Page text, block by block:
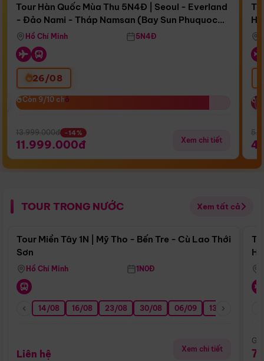
Còn17 ngày 14:32:52
Bay Sun Phuquoc Airways
Tour Hàn Quốc Mùa Thu 5N4Đ | Seoul - Everland
- Đảo Nami - Tháp Namsan (Bay Sun Phuquoc
Airways)
Hồ Chí Minh 5N4Đ
26/08
Còn 9/10 chỗ
Còn 9/10 chỗ
13.999.000đ -14%
11.999.000đ Xem chi tiết
TOUR TRONG NƯỚC Xem tất cả
Điểm nổi bật
Tour Miền Tây 1N | Mỹ Tho - Bến Tre - Cù Lao Thới
Sơn
Hồ Chí Minh 1N0Đ
14/08 16/08 23/08 30/08 06/09 13/09
Liên hệ Xem chi tiết